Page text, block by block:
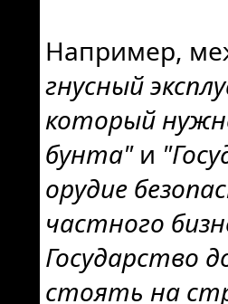
Например,
гнусный
который
бунта"и
орудие
частного
Государство
стоять на